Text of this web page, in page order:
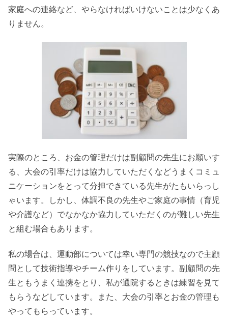
家庭への連絡など、やらなければいけないことは少なくあ
りません。
実際のところ、お金の管理だけは副顧問の先生にお願いす
る、大会の引率だけは協力していただくなどうまくコミュ
ニケーションをとって分担できている先生がたもいらっし
ゃいます。しかし、体調不良の先生やご家庭の事情（育児
や介護など）でなかなか協力していただくのが難しい先生
と組む場合もあります。
私の場合は、運動部については幸い専門の競技なので主顧
問として技術指導やチーム作りをしています。副顧問の先
生ともうまく連携をとり、私が通院するときは練習を見て
もらうなどしています。また、大会の引率とお金の管理も
やってもらっています。